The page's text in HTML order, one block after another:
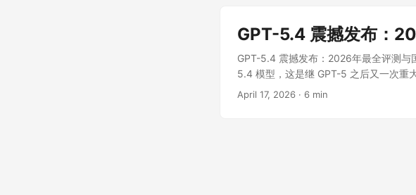
GPT-5.4 震撼发布：
GPT-5.4 震撼发布：2026年最全评测
5.4 模型，这是继 GPT-5 之后又一次重
推理、长文本理解、多模态处理等维度
April 17, 2026 · 6 min